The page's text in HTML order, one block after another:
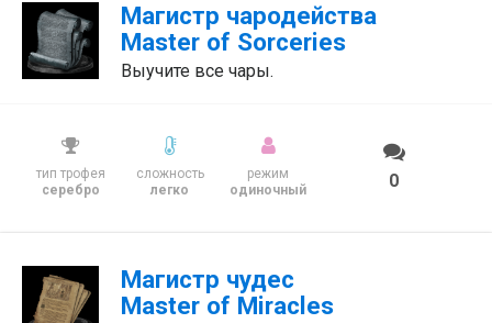
Магистр чародейства
Master of Sorceries
Выучите все чары.
тип трофея
серебро
сложность
легко
режим
одиночный
0
Магистр чудес
Master of Miracles